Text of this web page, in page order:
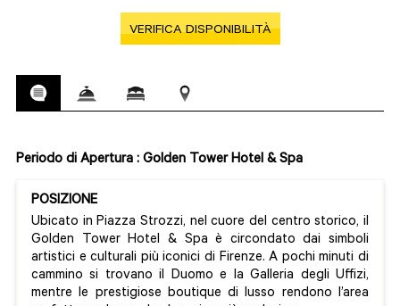
VERIFICA DISPONIBILITÀ
Periodo di Apertura : Golden Tower Hotel & Spa
POSIZIONE
Ubicato in Piazza Strozzi, nel cuore del centro storico, il
Golden Tower Hotel & Spa è circondato dai simboli
artistici e culturali più iconici di Firenze. A pochi minuti di
cammino si trovano il Duomo e la Galleria degli Uffizi,
mentre le prestigiose boutique di lusso rendono l’area